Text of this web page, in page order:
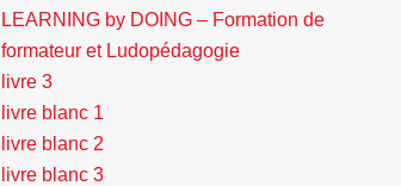
LEARNING by DOING – Formation de
formateur et Ludopédagogie
livre 3
livre blanc 1
livre blanc 2
livre blanc 3